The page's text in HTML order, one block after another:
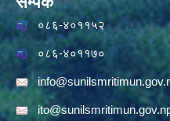
०८६-४०११५२
०८६-४०११७०